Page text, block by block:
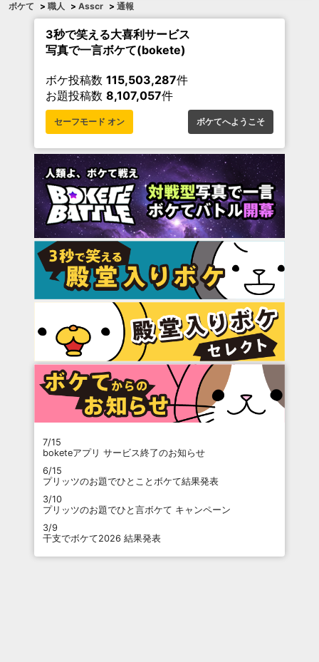
ボケて > 職人 > Asscr > 通報
3秒で笑える大喜利サービス
写真で一言ボケて(bokete)
ボケ投稿数 115,503,287件
お題投稿数 8,107,057件
セーフモード オン ボケてへようこそ
7/15
boketeアプリ サービス終了のお知らせ
6/15
プリッツのお題でひとことボケて結果発表
3/10
プリッツのお題でひと言ボケて キャンペーン
3/9
干支でボケて2026 結果発表